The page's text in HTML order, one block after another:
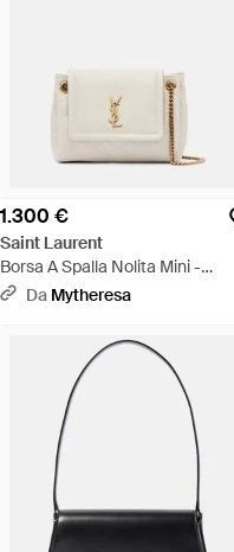
1.300 €
Saint Laurent
Borsa A Spalla Nolita Mini -
Neutro
Da Mytheresa